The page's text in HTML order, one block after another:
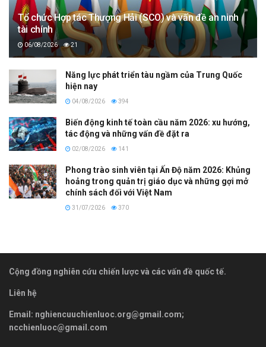
Tổ chức Hợp tác Thượng Hải (SCO) và vấn đề an ninh
tài chính
06/08/2026 21
Năng lực phát triển tàu ngầm của Trung Quốc
hiện nay
04/08/2026 394
Biến động kinh tế toàn cầu năm 2026: xu hướng,
tác động và những vấn đề đặt ra
02/08/2026 141
Phong trào sinh viên tại Ấn Độ năm 2026: Khủng
hoảng trong quản trị giáo dục và những gợi mở
chính sách đối với Việt Nam
31/07/2026 370
Cộng đồng nghiên cứu chiến lược và các vấn đề quốc tế.
Liên hệ
Email: nghiencuuchienluoc.org@gmail.com;
ncchienluoc@gmail.com